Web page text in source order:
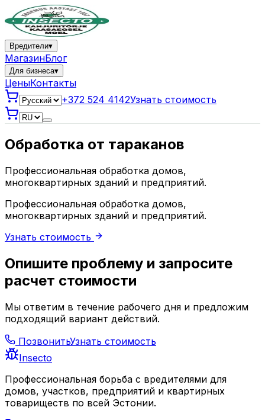
Вредители▾
МагазинБлог
Для бизнеса▾
ЦеныКонтакты
+372 524 4142Узнать стоимость
Обработка от тараканов
Профессиональная обработка домов,
многоквартирных зданий и предприятий.
Профессиональная обработка домов,
многоквартирных зданий и предприятий.
Узнать стоимость
Опишите проблему и запросите
расчет стоимости
Мы ответим в течение рабочего дня и предложим
подходящий вариант действий.
ПозвонитьУзнать стоимость
Insecto
Профессиональная борьба с вредителями для
домов, участков, предприятий и квартирных
товариществ по всей Эстонии.